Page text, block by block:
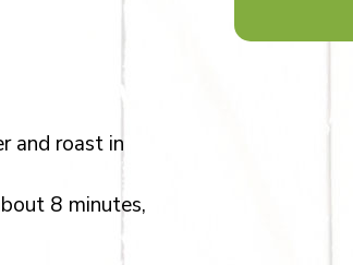
and roast in
8 minutes,